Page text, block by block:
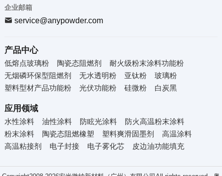
企业邮箱
 service@anypowder.com
产品中心
低熔点玻璃粉 陶瓷态阻燃剂
耐火级粉末涂料功能粉
无烟磷环保型阻燃剂
无水透明粉 亚钛粉
玻璃粉
塑料型材产品功能粉
光伏功能粉 硅微粉 白炭黑
应用领域
水性涂料 油性涂料 防眩光涂料
防火高温粉末涂料
粉末涂料
陶瓷态阻燃橡塑 塑料爽滑固墨剂
高温涂料
高温粘接剂
电子封接 电子雾化芯 皮边油功能填充